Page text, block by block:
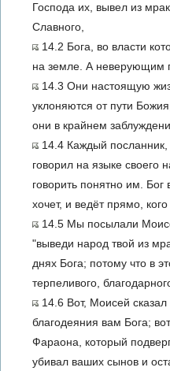
Господа их, вывел из
Славного,
14.2 Бога, во власти
на земле. А неверующим
14.3 Они настоящую
уклоняются от пути
они в крайнем
14.4 Каждый
говорил на языке своего
говорить понятно им. Бог
хочет, и ведёт прямо,
14.5 Мы посылали
"выведи народ твой из
днях Бога; потому что в
терпеливого,
14.6 Вот, Моисей
благодеяния вам Бога;
Фараона, который
убивал ваших сынов и